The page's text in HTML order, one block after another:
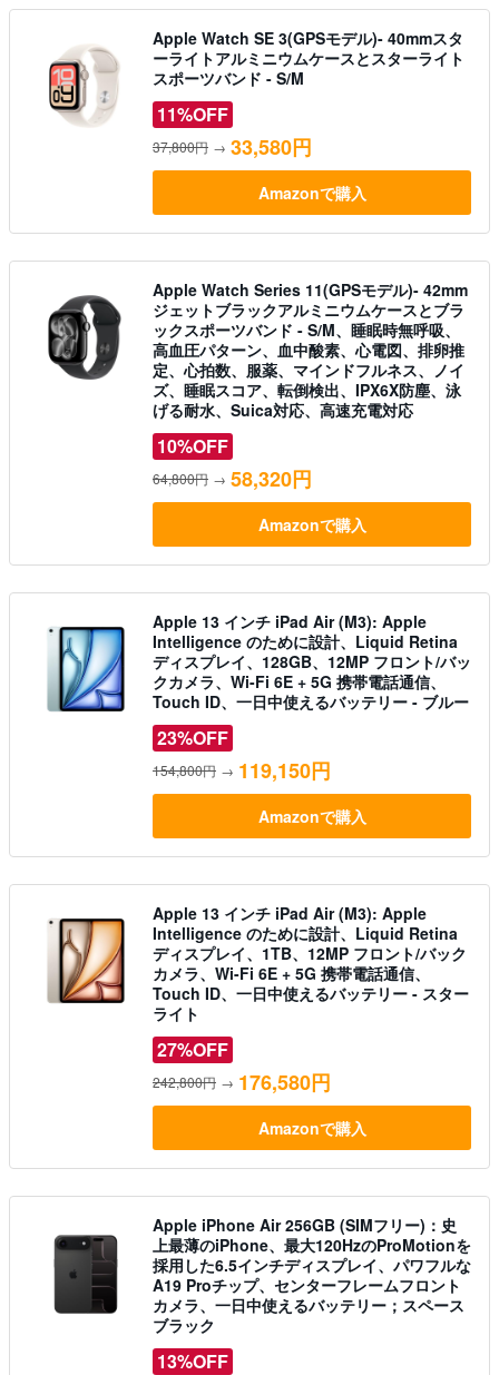
Apple Watch SE 3(GPSモデル)- 40mmスタ
ーライトアルミニウムケースとスターライト
スポーツバンド - S/M
11%OFF
37,800円 → 33,580円
Amazonで購入
Apple Watch Series 11(GPSモデル)- 42mm
ジェットブラックアルミニウムケースとブラ
ックスポーツバンド - S/M、睡眠時無呼吸、
高血圧パターン、血中酸素、心電図、排卵推
定、心拍数、服薬、マインドフルネス、ノイ
ズ、睡眠スコア、転倒検出、IPX6X防塵、泳
げる耐水、Suica対応、高速充電対応
10%OFF
64,800円 → 58,320円
Amazonで購入
Apple 13 インチ iPad Air (M3): Apple
Intelligence のために設計、Liquid Retina
ディスプレイ、128GB、12MP フロント/バッ
クカメラ、Wi-Fi 6E + 5G 携帯電話通信、
Touch ID、一日中使えるバッテリー - ブルー
23%OFF
154,800円 → 119,150円
Amazonで購入
Apple 13 インチ iPad Air (M3): Apple
Intelligence のために設計、Liquid Retina
ディスプレイ、1TB、12MP フロント/バック
カメラ、Wi-Fi 6E + 5G 携帯電話通信、
Touch ID、一日中使えるバッテリー - スター
ライト
27%OFF
242,800円 → 176,580円
Amazonで購入
Apple iPhone Air 256GB (SIMフリー)：史
上最薄のiPhone、最大120HzのProMotionを
採用した6.5インチディスプレイ、パワフルな
A19 Proチップ、センターフレームフロント
カメラ、一日中使えるバッテリー；スペース
ブラック
13%OFF